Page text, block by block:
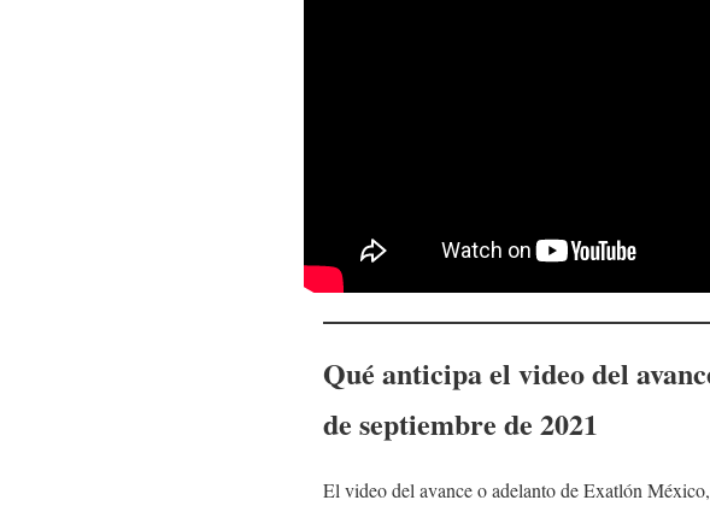
Qué anticipa el video del
de septiembre de 2021
El video del avance o adelanto de Exatlón